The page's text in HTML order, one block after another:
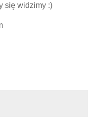
się widzimy :)